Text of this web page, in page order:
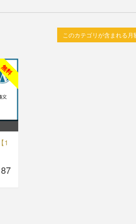
このカテゴリが含まれる月
無料
1